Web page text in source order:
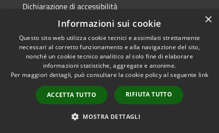
Dichiarazione di accessibilità
Accessibilità
Privacy
Mappa del sito
Copyright © 2026 • Comune di
Viadanica • Powered by
Municipium•Accesso
redazione
×
Informazioni sui cookie
Questo sito web utilizza cookie tecnici e assimilati strettamente
necessari al corretto funzionamento e alla navigazione del sito,
nonché un cookie tecnico analitico al solo fine di elaborare
informazioni statistiche, aggregate e anonime.
Per maggiori dettagli, può consultare la cookie policy al seguente link
ACCETTA TUTTO RIFIUTA TUTTO
MOSTRA DETTAGLI